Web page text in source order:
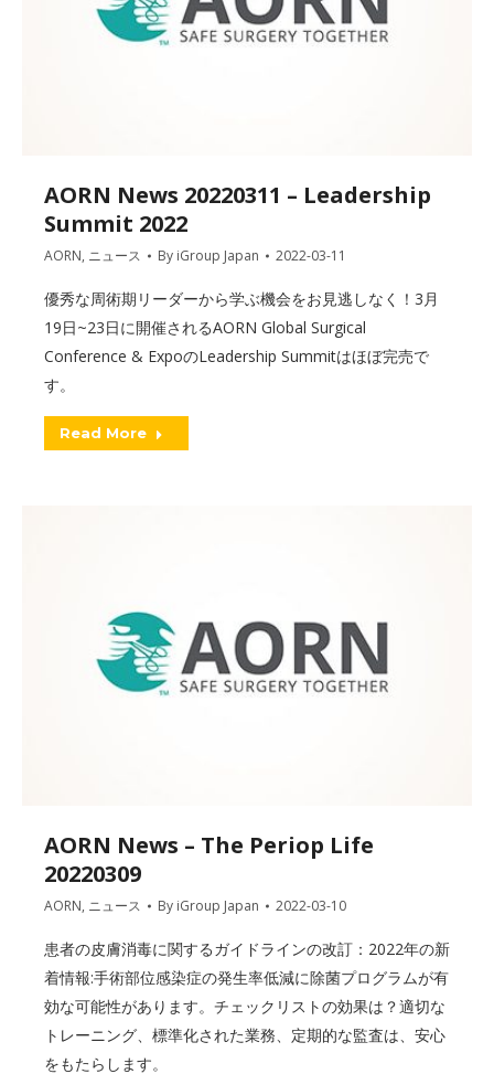
AORN News 20220311 – Leadership
Summit 2022
AORN, ニュース By iGroup Japan 2022-03-11
優秀な周術期リーダーから学ぶ機会をお見逃しなく！3月
19日~23日に開催されるAORN Global Surgical
Conference & ExpoのLeadership Summitはほぼ完売で
す。
Read More
AORN News – The Periop Life
20220309
AORN, ニュース By iGroup Japan 2022-03-10
患者の皮膚消毒に関するガイドラインの改訂：2022年の新
着情報:手術部位感染症の発生率低減に除菌プログラムが有
効な可能性があります。チェックリストの効果は？適切な
トレーニング、標準化された業務、定期的な監査は、安心
をもたらします。